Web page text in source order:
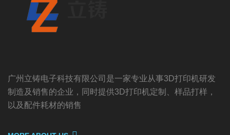
广州立铸电子科技有限公司是一家专业从事3D打印机研发
制造及销售的企业，同时提供3D打印机定制、样品打样，
以及配件耗材的销售